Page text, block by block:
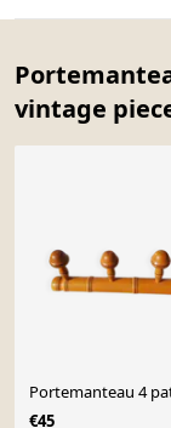
vintage
Portemanteau 4
€45